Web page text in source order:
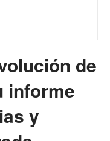
de
informe
y